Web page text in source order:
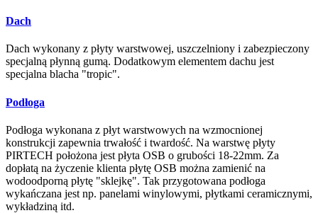
Dach
Dach wykonany z płyty warstwowej, uszczelniony i zabezpieczony
specjalną płynną gumą. Dodatkowym elementem dachu jest
specjalna blacha "tropic".
Podłoga
Podłoga wykonana z płyt warstwowych na wzmocnionej
konstrukcji zapewnia trwałość i twardość. Na warstwę płyty
PIRTECH położona jest płyta OSB o grubości 18-22mm. Za
dopłatą na życzenie klienta płytę OSB można zamienić na
wodoodporną płytę "sklejkę". Tak przygotowana podłoga
wykańczana jest np. panelami winylowymi, płytkami ceramicznymi,
wykładziną itd.